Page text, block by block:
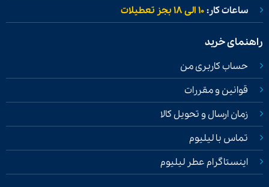
ساعات کار:۱۰ الی ۱۸ بجز تعطیلات
راهنمای خرید
حساب کاربری من
قوانین و مقررات
زمان ارسال و تحویل کالا
تماس با لیلیوم
اینستاگرام عطر لیلیوم